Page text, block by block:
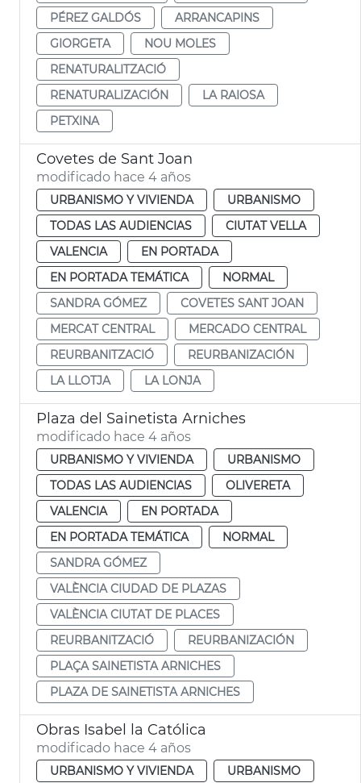
PÉREZ GALDÓS
ARRANCAPINS
GIORGETA
NOU MOLES
RENATURALITZACIÓ
RENATURALIZACIÓN
LA RAIOSA
PETXINA
Covetes de Sant Joan
modificado hace 4 años
URBANISMO Y VIVIENDA
URBANISMO
TODAS LAS AUDIENCIAS
CIUTAT VELLA
VALENCIA
EN PORTADA
EN PORTADA TEMÁTICA
NORMAL
SANDRA GÓMEZ
COVETES SANT JOAN
MERCAT CENTRAL
MERCADO CENTRAL
REURBANITZACIÓ
REURBANIZACIÓN
LA LLOTJA
LA LONJA
Plaza del Sainetista Arniches
modificado hace 4 años
URBANISMO Y VIVIENDA
URBANISMO
TODAS LAS AUDIENCIAS
OLIVERETA
VALENCIA
EN PORTADA
EN PORTADA TEMÁTICA
NORMAL
SANDRA GÓMEZ
VALÈNCIA CIUDAD DE PLAZAS
VALÈNCIA CIUTAT DE PLACES
REURBANITZACIÓ
REURBANIZACIÓN
PLAÇA SAINETISTA ARNICHES
PLAZA DE SAINETISTA ARNICHES
Obras Isabel la Católica
modificado hace 4 años
URBANISMO Y VIVIENDA
URBANISMO